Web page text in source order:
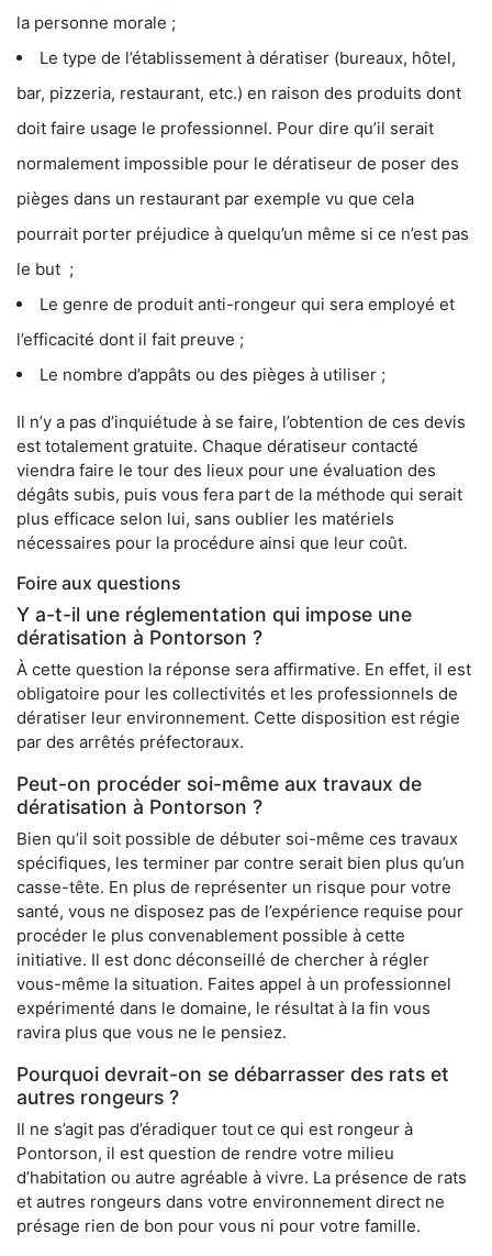
la personne morale ;
Le type de l’établissement à dératiser (bureaux, hôtel,
bar, pizzeria, restaurant, etc.) en raison des produits dont
doit faire usage le professionnel. Pour dire qu’il serait
normalement impossible pour le dératiseur de poser des
pièges dans un restaurant par exemple vu que cela
pourrait porter préjudice à quelqu’un même si ce n’est pas
le but ;
Le genre de produit anti-rongeur qui sera employé et
l’efficacité dont il fait preuve ;
Le nombre d’appâts ou des pièges à utiliser ;
Il n’y a pas d’inquiétude à se faire, l’obtention de ces devis
est totalement gratuite. Chaque dératiseur contacté
viendra faire le tour des lieux pour une évaluation des
dégâts subis, puis vous fera part de la méthode qui serait
plus efficace selon lui, sans oublier les matériels
nécessaires pour la procédure ainsi que leur coût.
Foire aux questions
Y a-t-il une réglementation qui impose une
dératisation à Pontorson ?
À cette question la réponse sera affirmative. En effet, il est
obligatoire pour les collectivités et les professionnels de
dératiser leur environnement. Cette disposition est régie
par des arrêtés préfectoraux.
Peut-on procéder soi-même aux travaux de
dératisation à Pontorson ?
Bien qu’il soit possible de débuter soi-même ces travaux
spécifiques, les terminer par contre serait bien plus qu’un
casse-tête. En plus de représenter un risque pour votre
santé, vous ne disposez pas de l’expérience requise pour
procéder le plus convenablement possible à cette
initiative. Il est donc déconseillé de chercher à régler
vous-même la situation. Faites appel à un professionnel
expérimenté dans le domaine, le résultat à la fin vous
ravira plus que vous ne le pensiez.
Pourquoi devrait-on se débarrasser des rats et
autres rongeurs ?
Il ne s’agit pas d’éradiquer tout ce qui est rongeur à
Pontorson, il est question de rendre votre milieu
d’habitation ou autre agréable à vivre. La présence de rats
et autres rongeurs dans votre environnement direct ne
présage rien de bon pour vous ni pour votre famille.